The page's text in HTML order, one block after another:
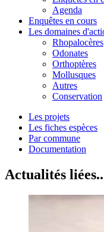
Agenda
Enquêtes en cours
Les domaines
Rhopalocères
Odonates
Orthoptères
Mollusques
Autres
Conservation
Les projets
Les fiches espèces
Par commune
Documentation
Actualités